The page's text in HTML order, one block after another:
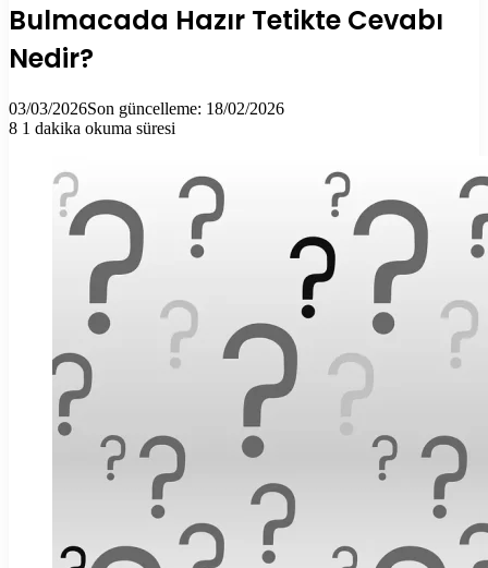
Bulmacada Hazır Tetikte Cevabı
Nedir?
03/03/2026Son güncelleme: 18/02/2026
8 1 dakika okuma süresi